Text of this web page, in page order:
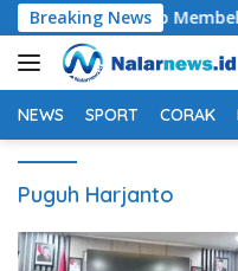
Langsung
ke
konten
Breaking News
Wajib Membeli
NEWS SPORT CORAK
Puguh Harjanto